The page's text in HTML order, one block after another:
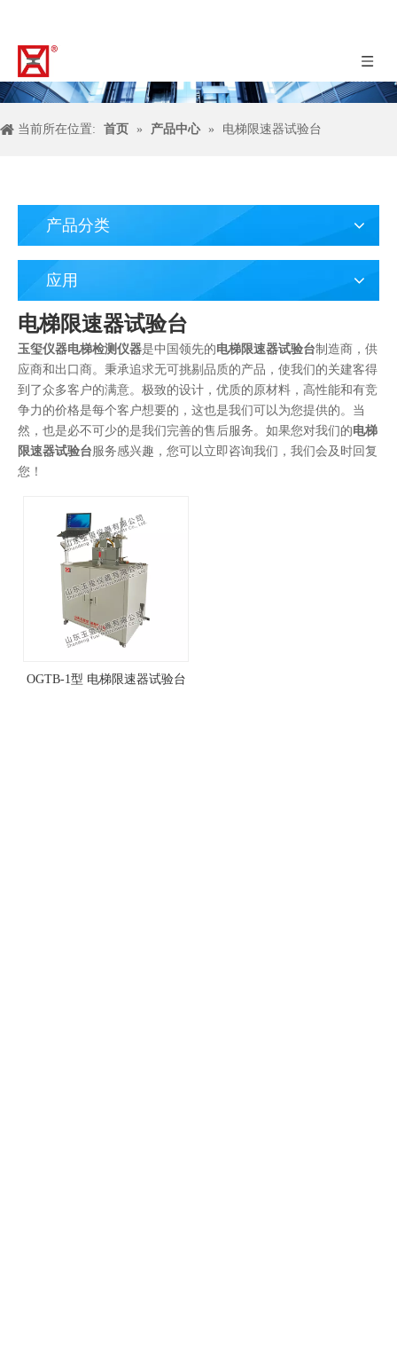
当前所在位置: 首页 » 产品中心 » 电梯限速器试验台
产品分类
应用
电梯限速器试验台
玉玺仪器电梯检测仪器是中国领先的电梯限速器试验台制造商，供
应商和出口商。秉承追求无可挑剔品质的产品，使我们的关建客得
到了众多客户的满意。极致的设计，优质的原材料，高性能和有竞
争力的价格是每个客户想要的，这也是我们可以为您提供的。当
然，也是必不可少的是我们完善的售后服务。如果您对我们的电梯
限速器试验台服务感兴趣，您可以立即咨询我们，我们会及时回复
您！
OGTB-1型 电梯限速器试验台